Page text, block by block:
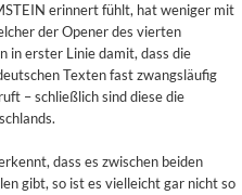
erinnert fühlt, hat weniger mit
der Opener des vierten
in erster Linie damit, dass die
Texten fast zwangsläufig
– schließlich sind diese die
dass es zwischen beiden
gibt, so ist es vielleicht gar nicht so